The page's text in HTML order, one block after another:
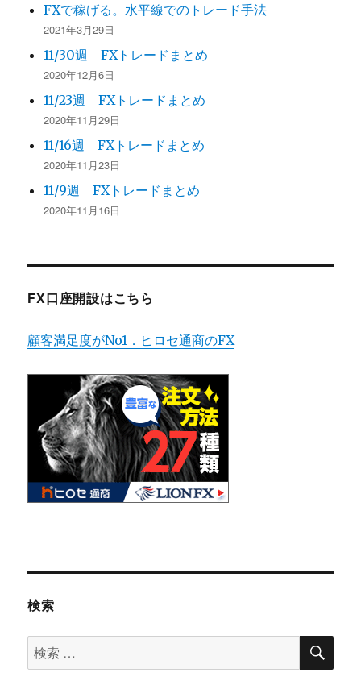
FXで稼げる。水平線でのトレード手法
2021年3月29日
11/30週 FXトレードまとめ
2020年12月6日
11/23週 FXトレードまとめ
2020年11月29日
11/16週 FXトレードまとめ
2020年11月23日
11/9週 FXトレードまとめ
2020年11月16日
FX口座開設はこちら
顧客満足度がNo1．ヒロセ通商のFX
検索
検
索
検